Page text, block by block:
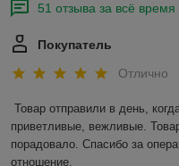
51 отзыва за всё время
Покупатель
Отлично
Товар отправили в день,
приветливые, вежливые.
порадовало. Спасибо за
отношение.